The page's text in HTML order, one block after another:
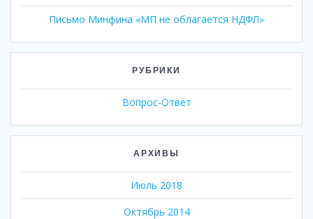
Письмо Минфина «МП не облагается НДФЛ»
РУБРИКИ
Вопрос-Ответ
АРХИВЫ
Июль 2018
Октябрь 2014